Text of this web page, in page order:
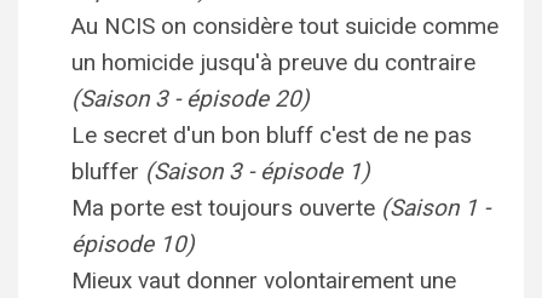
Au NCIS on considère tout suicide comme
un homicide jusqu'à preuve du contraire
(Saison 3 - épisode 20)
Le secret d'un bon bluff c'est de ne pas
bluffer (Saison 3 - épisode 1)
Ma porte est toujours ouverte (Saison 1 -
épisode 10)
Mieux vaut donner volontairement une